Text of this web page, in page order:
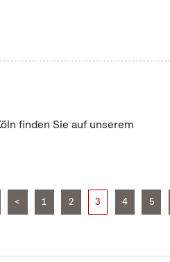
finden Sie auf unserem
< 1 2 3 4 5